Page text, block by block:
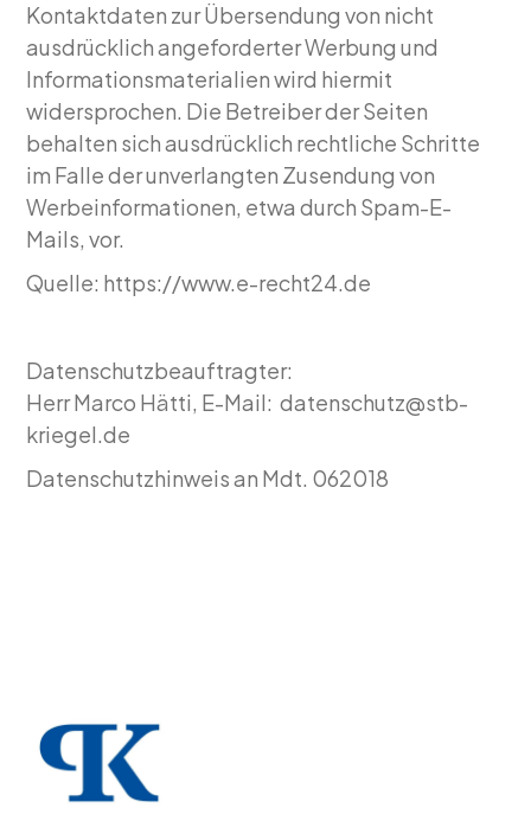
Kontaktdaten zur Übersendung von nicht
ausdrücklich angeforderter Werbung und
Informationsmaterialien wird hiermit
widersprochen. Die Betreiber der Seiten
behalten sich ausdrücklich rechtliche Schritte
im Falle der unverlangten Zusendung von
Werbeinformationen, etwa durch Spam-E-
Mails, vor.
Quelle: https://www.e-recht24.de
Datenschutzbeauftragter:
Herr Marco Hätti, E-Mail:datenschutz@stb-
kriegel.de
Datenschutzhinweis an Mdt. 062018